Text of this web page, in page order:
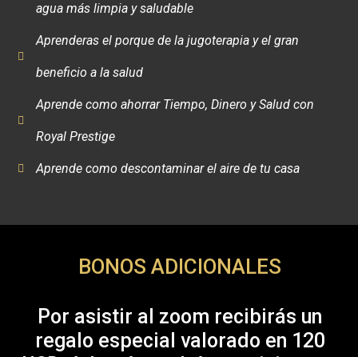
agua más limpia y saludable
Aprenderas el porque de la jugoterapia y el gran
beneficio a la salud
Aprende como ahorrar Tiempo, Dinero y Salud con
Royal Prestige
Aprende como descontaminar el aire de tu casa
BONOS ADICIONALES
Por asistir al zoom recibirás un
regalo especial valorado en 120